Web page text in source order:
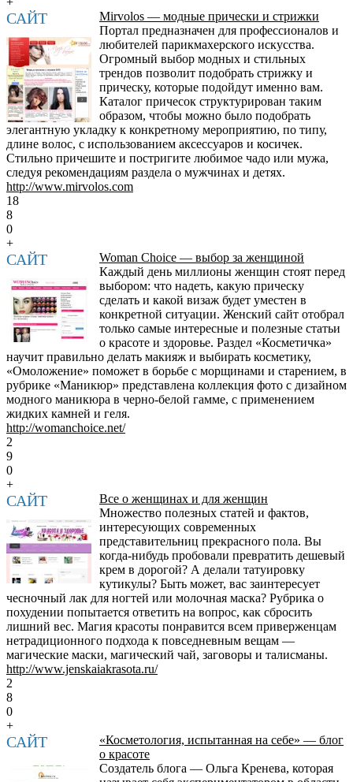
САЙТ
Mirvolos — модные прически и стрижки
Портал предназначен для профессионалов и
любителей парикмахерского искусства.
Огромный выбор модных и стильных
трендов позволит подобрать стрижку и
прическу, которые подойдут именно вам.
Каталог причесок структурирован таким
образом, чтобы можно было подобрать
элегантную укладку к конкретному мероприятию, по типу,
длине волос, с использованием аксессуаров и косичек.
Стильно причешите и постригите любимое чадо или мужа,
следуя рекомендациям раздела о мужчинах и детях.
http://www.mirvolos.com
18
8
0
+
САЙТ
Woman Choice — выбор за женщиной
Каждый день миллионы женщин стоят перед
выбором: что надеть, какую прическу
сделать и какой визаж будет уместен в
конкретной ситуации. Женский сайт отобрал
только самые интересные и полезные статьи
о красоте и здоровье. Раздел «Косметичка»
научит правильно делать макияж и выбирать косметику,
«Омоложение» поможет в борьбе с морщинами и старением, в
рубрике «Маникюр» представлена коллекция фото с дизайном
модного маникюра в черно-белой гамме, с применением
жидких камней и геля.
http://womanchoice.net/
2
9
0
+
САЙТ
Все о женщинах и для женщин
Множество полезных статей и фактов,
интересующих современных
представительниц прекрасного пола. Вы
когда-нибудь пробовали превратить дешевый
крем в дорогой? А делали татуировку
кутикулы? Быть может, вас заинтересует
чесночный лак для ногтей или молочная маска? Рубрика о
похудении попытается ответить на вопрос, как сбросить
лишний вес. Магия красоты понравится всем приверженцам
нетрадиционного подхода к повседневным вещам —
магические маски, магический чай, заговоры и талисманы.
http://www.jenskaiakrasota.ru/
2
8
0
+
САЙТ
«Косметология, испытанная на себе» — блог
о красоте
Создатель блога — Ольга Кренева, которая